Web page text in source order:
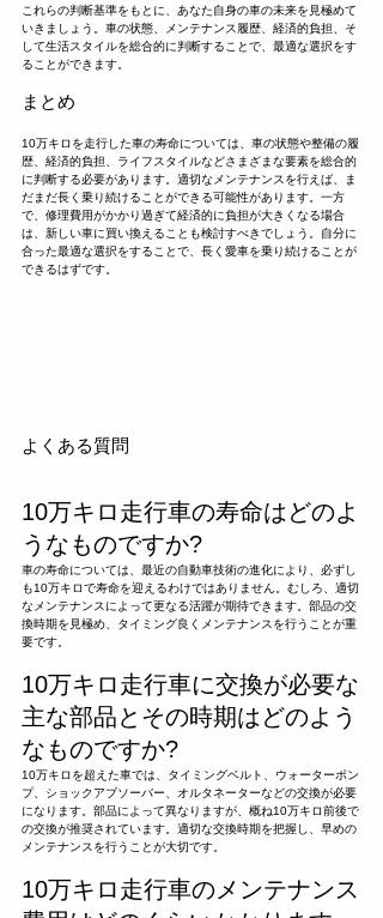
これらの判断基準をもとに、あなた自身の車の未来を見極めて
いきましょう。車の状態、メンテナンス履歴、経済的負担、そ
して生活スタイルを総合的に判断することで、最適な選択をす
ることができます。
まとめ
10万キロを走行した車の寿命については、車の状態や整備の履
歴、経済的負担、ライフスタイルなどさまざまな要素を総合的
に判断する必要があります。適切なメンテナンスを行えば、ま
だまだ長く乗り続けることができる可能性があります。一方
で、修理費用がかかり過ぎて経済的に負担が大きくなる場合
は、新しい車に買い換えることも検討すべきでしょう。自分に
合った最適な選択をすることで、長く愛車を乗り続けることが
できるはずです。
よくある質問
10万キロ走行車の寿命はどのよ
うなものですか?
車の寿命については、最近の自動車技術の進化により、必ずし
も10万キロで寿命を迎えるわけではありません。むしろ、適切
なメンテナンスによって更なる活躍が期待できます。部品の交
換時期を見極め、タイミング良くメンテナンスを行うことが重
要です。
10万キロ走行車に交換が必要な
主な部品とその時期はどのよう
なものですか?
10万キロを超えた車では、タイミングベルト、ウォーターポン
プ、ショックアブソーバー、オルタネーターなどの交換が必要
になります。部品によって異なりますが、概ね10万キロ前後で
の交換が推奨されています。適切な交換時期を把握し、早めの
メンテナンスを行うことが大切です。
10万キロ走行車のメンテナンス